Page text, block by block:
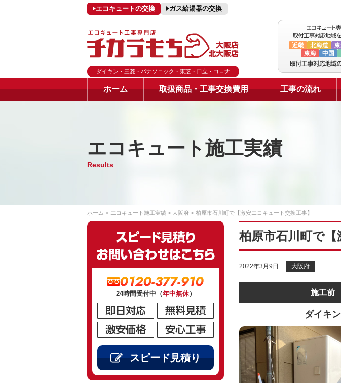
エコキュートの交換 ガス給湯器の交換
ダイキン・三菱・パナソニック・東芝・日立・コロナ
近畿 北海道
東海
中国
ホーム 取扱商品・工事交換費用 工事の流れ
エコキュート施工実績
Results
ホーム エコキュート施工実績 大阪府 柏原市石川町で【激安エコキュート交換工事】
柏原市石川町で【
2022年3月9日 大阪府
施工前
ダイキン
0120-377-910
24時間受付中（年中無休）
スピード見積り